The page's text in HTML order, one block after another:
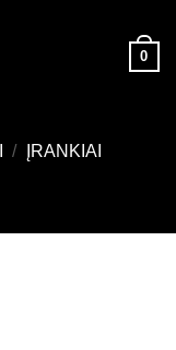
0
/ ĮRANKIAI